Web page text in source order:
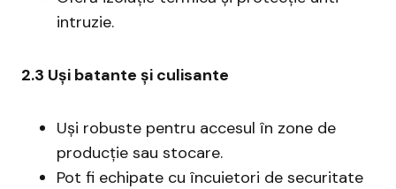
intruzie.
2.3 Uși batante și culisante
Uși robuste pentru accesul în zone de
producție sau stocare.
Pot fi echipate cu încuietori de securitate